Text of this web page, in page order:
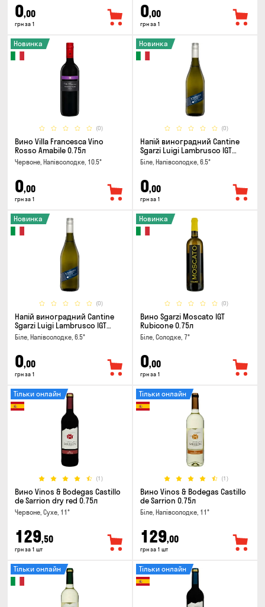
0,00
грн за 1
0,00
грн за 1
(0)
Новинка
Вино Villa Francesca Vino
Rosso Amabile 0.75л
Червоне, Напівсолодке, 10.5°
0,00
грн за 1
(0)
Новинка
Напій виноградний Cantine
Sgarzi Luigi Lambrusco IGT
Emilia Bianca Frizziante 0.75л
Біле, Напівсолодке, 6.5°
0,00
грн за 1
(0)
Новинка
Напій виноградний Cantine
Sgarzi Luigi Lambrusco IGT
Emilia Bianca Frizziante 0.75л
Біле, Напівсолодке, 6.5°
0,00
грн за 1
(0)
Новинка
Вино Sgarzi Moscato IGT
Rubicone 0.75л
Біле, Солодке, 7°
0,00
грн за 1
(1)
Тільки онлайн
Вино Vinos & Bodegas Castillo
de Sarrion dry red 0.75л
Червоне, Сухе, 11°
129,50
грн за 1 шт
(1)
Тільки онлайн
Вино Vinos & Bodegas Castillo
de Sarrion 0.75л
Біле, Напівсолодке, 11°
129,00
грн за 1 шт
Тільки онлайн Тільки онлайн